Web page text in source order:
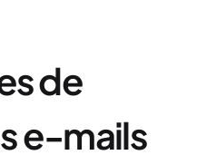
de
e-mails